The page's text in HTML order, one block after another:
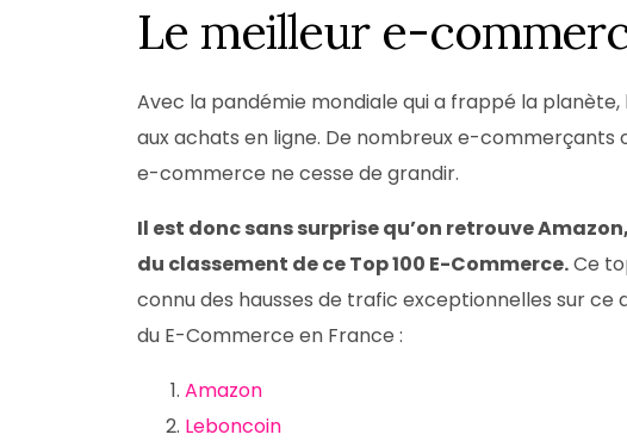
Le meilleur e-
Avec la pandémie mondiale qui a frappé la
aux achats en ligne. De nombreux e-
e-commerce ne cesse de grandir.
Il est donc sans surprise qu’on retrouve
du classement de ce Top 100 E-Commerce.Ce
connu des hausses de trafic exceptionnelles sur ce
du E-Commerce en France :
Amazon
Leboncoin